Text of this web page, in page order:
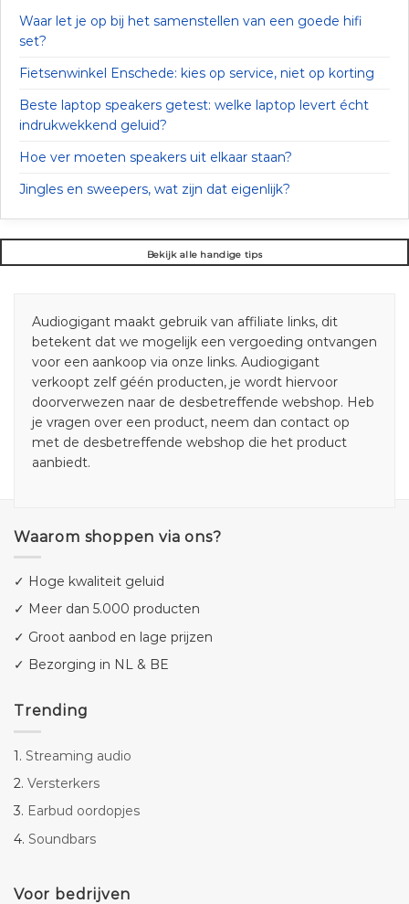
Waar let je op bij het samenstellen van een goede hifi
set?
Fietsenwinkel Enschede: kies op service, niet op korting
Beste laptop speakers getest: welke laptop levert écht
indrukwekkend geluid?
Hoe ver moeten speakers uit elkaar staan?
Jingles en sweepers, wat zijn dat eigenlijk?
Bekijk alle handige tips
Audiogigant maakt gebruik van affiliate links, dit
betekent dat we mogelijk een vergoeding ontvangen
voor een aankoop via onze links. Audiogigant
verkoopt zelf géén producten, je wordt hiervoor
doorverwezen naar de desbetreffende webshop. Heb
je vragen over een product, neem dan contact op
met de desbetreffende webshop die het product
aanbiedt.
Waarom shoppen via ons?
✓ Hoge kwaliteit geluid
✓ Meer dan 5.000 producten
✓ Groot aanbod en lage prijzen
✓ Bezorging in NL & BE
Trending
1. Streaming audio
2. Versterkers
3. Earbud oordopjes
4. Soundbars
Voor bedrijven